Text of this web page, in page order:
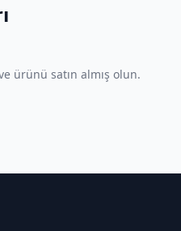
ürünü satın almış olun.